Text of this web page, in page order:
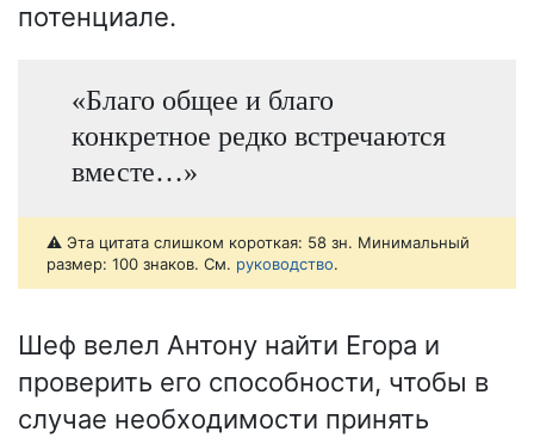
потенциале.
«Благо общее и благо
конкретное редко встречаются
вместе…»
⚠️ Эта цитата слишком короткая: 58 зн. Минимальный
размер: 100 знаков. См. руководство.
Шеф велел Антону найти Егора и
проверить его способности, чтобы в
случае необходимости принять